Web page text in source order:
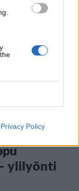
Privacy Policy
ylilyönti